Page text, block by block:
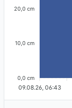
20,0 cm
10,0 cm
0,0 cm
09.08.26, 06:43